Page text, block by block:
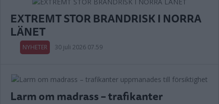
EXTREMT STOR BRANDRISK I NORRA
LÄNET
NYHETER 30 juli 2026 07.59
Larm om madrass – trafikanter